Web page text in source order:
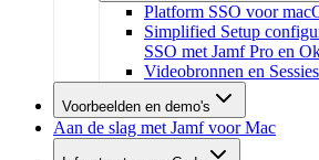
Platform SSO voor
Simplified Setup
SSO met Jamf Pro en
Videobronnen en Sessies
Voorbeelden en demo's
Aan de slag met Jamf voor Mac